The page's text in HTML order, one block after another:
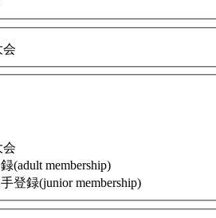
会
会
(adult membership)
登録(junior membership)